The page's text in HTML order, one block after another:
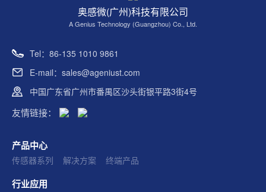
奥感微(广州)科技有限公司
A Genius Technology (Guangzhou) Co., Ltd.
Tel：86-135 1010 9861
E-mail：sales@ageniust.com
中国广东省广州市番禺区沙头街银平路3街4号
友情链接：
产品中心
传感器系列 解决方案 终端产品
行业应用